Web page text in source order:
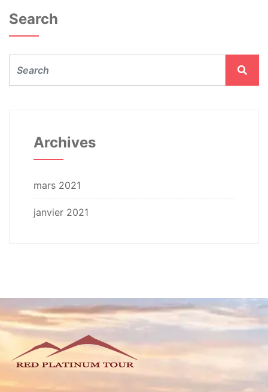
Search
Archives
mars 2021
janvier 2021